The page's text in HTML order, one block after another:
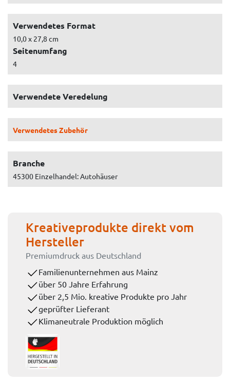
Verwendetes Format
10,0 x 27,8 cm
Seitenumfang
4
Verwendete Veredelung
Verwendetes Zubehör
Branche
45300 Einzelhandel: Autohäuser
Kreativeprodukte direkt vom
Hersteller
Premiumdruck aus Deutschland
Familienunternehmen aus Mainz
über 50 Jahre Erfahrung
über 2,5 Mio. kreative Produkte pro Jahr
geprüfter Lieferant
Klimaneutrale Produktion möglich